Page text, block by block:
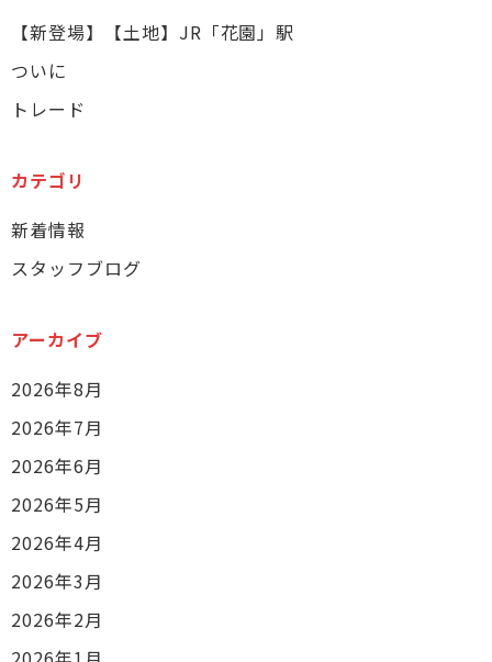
【新登場】【土地】JR「花園」駅
ついに
トレード
カテゴリ
新着情報
スタッフブログ
アーカイブ
2026年8月
2026年7月
2026年6月
2026年5月
2026年4月
2026年3月
2026年2月